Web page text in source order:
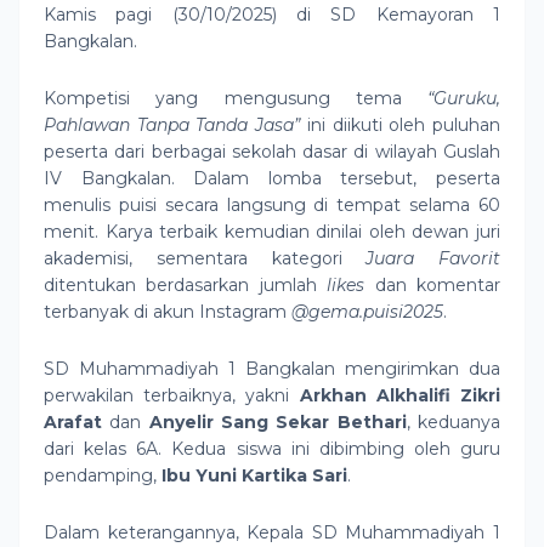
Kamis pagi (30/10/2025) di SD Kemayoran 1
Bangkalan.
Kompetisi yang mengusung tema “Guruku,
Pahlawan Tanpa Tanda Jasa”ini diikuti oleh puluhan
peserta dari berbagai sekolah dasar di wilayah Guslah
IV Bangkalan. Dalam lomba tersebut, peserta
menulis puisi secara langsung di tempat selama 60
menit. Karya terbaik kemudian dinilai oleh dewan juri
akademisi, sementara kategoriJuara Favorit
ditentukan berdasarkan jumlahlikes dan komentar
terbanyak di akun Instagram @gema.puisi2025.
SD Muhammadiyah 1 Bangkalan mengirimkan dua
perwakilan terbaiknya, yakni Arkhan Alkhalifi Zikri
Arafat dan Anyelir Sang Sekar Bethari, keduanya
dari kelas 6A. Kedua siswa ini dibimbing oleh guru
pendamping, Ibu Yuni Kartika Sari.
Dalam keterangannya, Kepala SD Muhammadiyah 1